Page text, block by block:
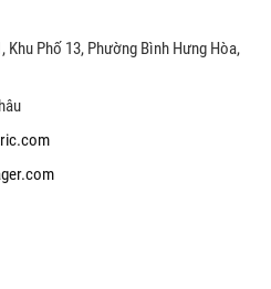
Phố 13, Phường Bình Hưng Hòa,